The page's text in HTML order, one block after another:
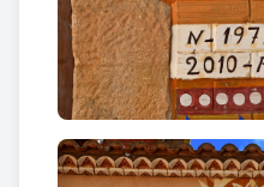
perspectives subtils i
pintura sembla respirar
dialogar amb la pedra,
de la tarda. Avui, aquell
tresors artístics més
una peça que continua